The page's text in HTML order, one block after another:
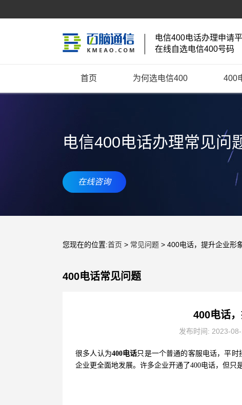
电信400电话办理申请
在线自选电信400号码
首页 为何选电信400 400
电信400电话办理常见问
在线咨询
您现在的位置:首页 > 常见问题 > 400电话，提升企业形
400电话常见问题
400电话
发布时间: 2023-
很多人认为400电话只是一个普通的客服电话，平
企业更全面地发展。许多企业开通了400电话，但只